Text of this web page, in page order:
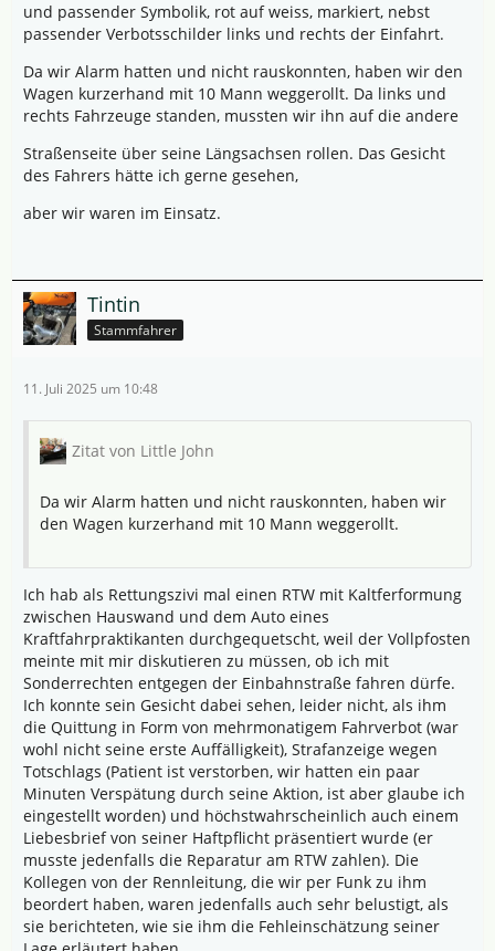
und passender Symbolik, rot auf weiss, markiert, nebst
passender Verbotsschilder links und rechts der Einfahrt.
Da wir Alarm hatten und nicht rauskonnten, haben wir den
Wagen kurzerhand mit 10 Mann weggerollt. Da links und
rechts Fahrzeuge standen, mussten wir ihn auf die andere
Straßenseite über seine Längsachsen rollen. Das Gesicht
des Fahrers hätte ich gerne gesehen,
aber wir waren im Einsatz.
Tintin
Stammfahrer
11. Juli 2025 um 10:48
Zitat von Little John
Da wir Alarm hatten und nicht rauskonnten, haben wir
den Wagen kurzerhand mit 10 Mann weggerollt.
Ich hab als Rettungszivi mal einen RTW mit Kaltferformung
zwischen Hauswand und dem Auto eines
Kraftfahrpraktikanten durchgequetscht, weil der Vollpfosten
meinte mit mir diskutieren zu müssen, ob ich mit
Sonderrechten entgegen der Einbahnstraße fahren dürfe.
Ich konnte sein Gesicht dabei sehen, leider nicht, als ihm
die Quittung in Form von mehrmonatigem Fahrverbot (war
wohl nicht seine erste Auffälligkeit), Strafanzeige wegen
Totschlags (Patient ist verstorben, wir hatten ein paar
Minuten Verspätung durch seine Aktion, ist aber glaube ich
eingestellt worden) und höchstwahrscheinlich auch einem
Liebesbrief von seiner Haftpflicht präsentiert wurde (er
musste jedenfalls die Reparatur am RTW zahlen). Die
Kollegen von der Rennleitung, die wir per Funk zu ihm
beordert haben, waren jedenfalls auch sehr belustigt, als
sie berichteten, wie sie ihm die Fehleinschätzung seiner